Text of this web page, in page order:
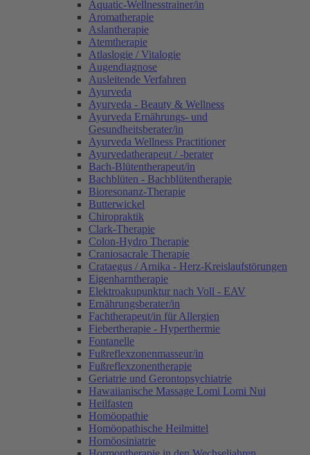
Aquatic-Wellnesstrainer/in
Aromatherapie
Aslantherapie
Atemtherapie
Atlaslogie / Vitalogie
Augendiagnose
Ausleitende Verfahren
Ayurveda
Ayurveda - Beauty & Wellness
Ayurveda Ernährungs- und
Gesundheitsberater/in
Ayurveda Wellness Practitioner
Ayurvedatherapeut / -berater
Bach-Blütentherapeut/in
Bachblüten - Bachblütentherapie
Bioresonanz-Therapie
Butterwickel
Chiropraktik
Clark-Therapie
Colon-Hydro Therapie
Craniosacrale Therapie
Crataegus / Arnika - Herz-Kreislaufstörungen
Eigenharntherapie
Elektroakupunktur nach Voll - EAV
Ernährungsberater/in
Fachtherapeut/in für Allergien
Fiebertherapie - Hyperthermie
Fontanelle
Fußreflexzonenmasseur/in
Fußreflexzonentherapie
Geriatrie und Gerontopsychiatrie
Hawaiianische Massage Lomi Lomi Nui
Heilfasten
Homöopathie
Homöopathische Heilmittel
Homöosiniatrie